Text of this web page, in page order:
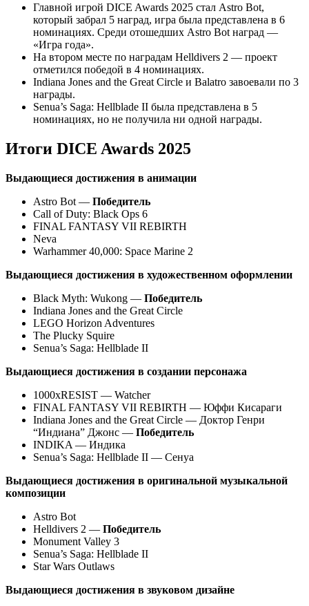
Главной игрой DICE Awards 2025 стал Astro Bot,
который забрал 5 наград, игра была представлена в 6
номинациях. Среди отошедших Astro Bot наград —
«Игра года».
На втором месте по наградам Helldivers 2 — проект
отметился победой в 4 номинациях.
Indiana Jones and the Great Circle и Balatro завоевали по 3
награды.
Senua’s Saga: Hellblade II была представлена в 5
номинациях, но не получила ни одной награды.
Итоги DICE Awards 2025
Выдающиеся достижения в анимации
Astro Bot — Победитель
Call of Duty: Black Ops 6
FINAL FANTASY VII REBIRTH
Neva
Warhammer 40,000: Space Marine 2
Выдающиеся достижения в художественном оформлении
Black Myth: Wukong — Победитель
Indiana Jones and the Great Circle
LEGO Horizon Adventures
The Plucky Squire
Senua’s Saga: Hellblade II
Выдающиеся достижения в создании персонажа
1000xRESIST — Watcher
FINAL FANTASY VII REBIRTH — Юффи Кисараги
Indiana Jones and the Great Circle — Доктор Генри
“Индиана” Джонс — Победитель
INDIKA — Индика
Senua’s Saga: Hellblade II — Сенуа
Выдающиеся достижения в оригинальной музыкальной
композиции
Astro Bot
Helldivers 2 — Победитель
Monument Valley 3
Senua’s Saga: Hellblade II
Star Wars Outlaws
Выдающиеся достижения в звуковом дизайне